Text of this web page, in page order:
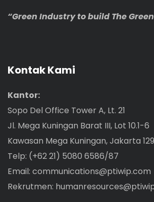
“Green Industry to build The
Kontak Kami
Kantor:
Sopo Del Office Tower A, Lt. 21
Jl. Mega Kuningan Barat III, Lot 10.1-6
Kawasan Mega Kuningan, Jakarta
Telp: (+62 21) 5080 6586/87
Email: communications@ptiwip.com
Rekrutmen: